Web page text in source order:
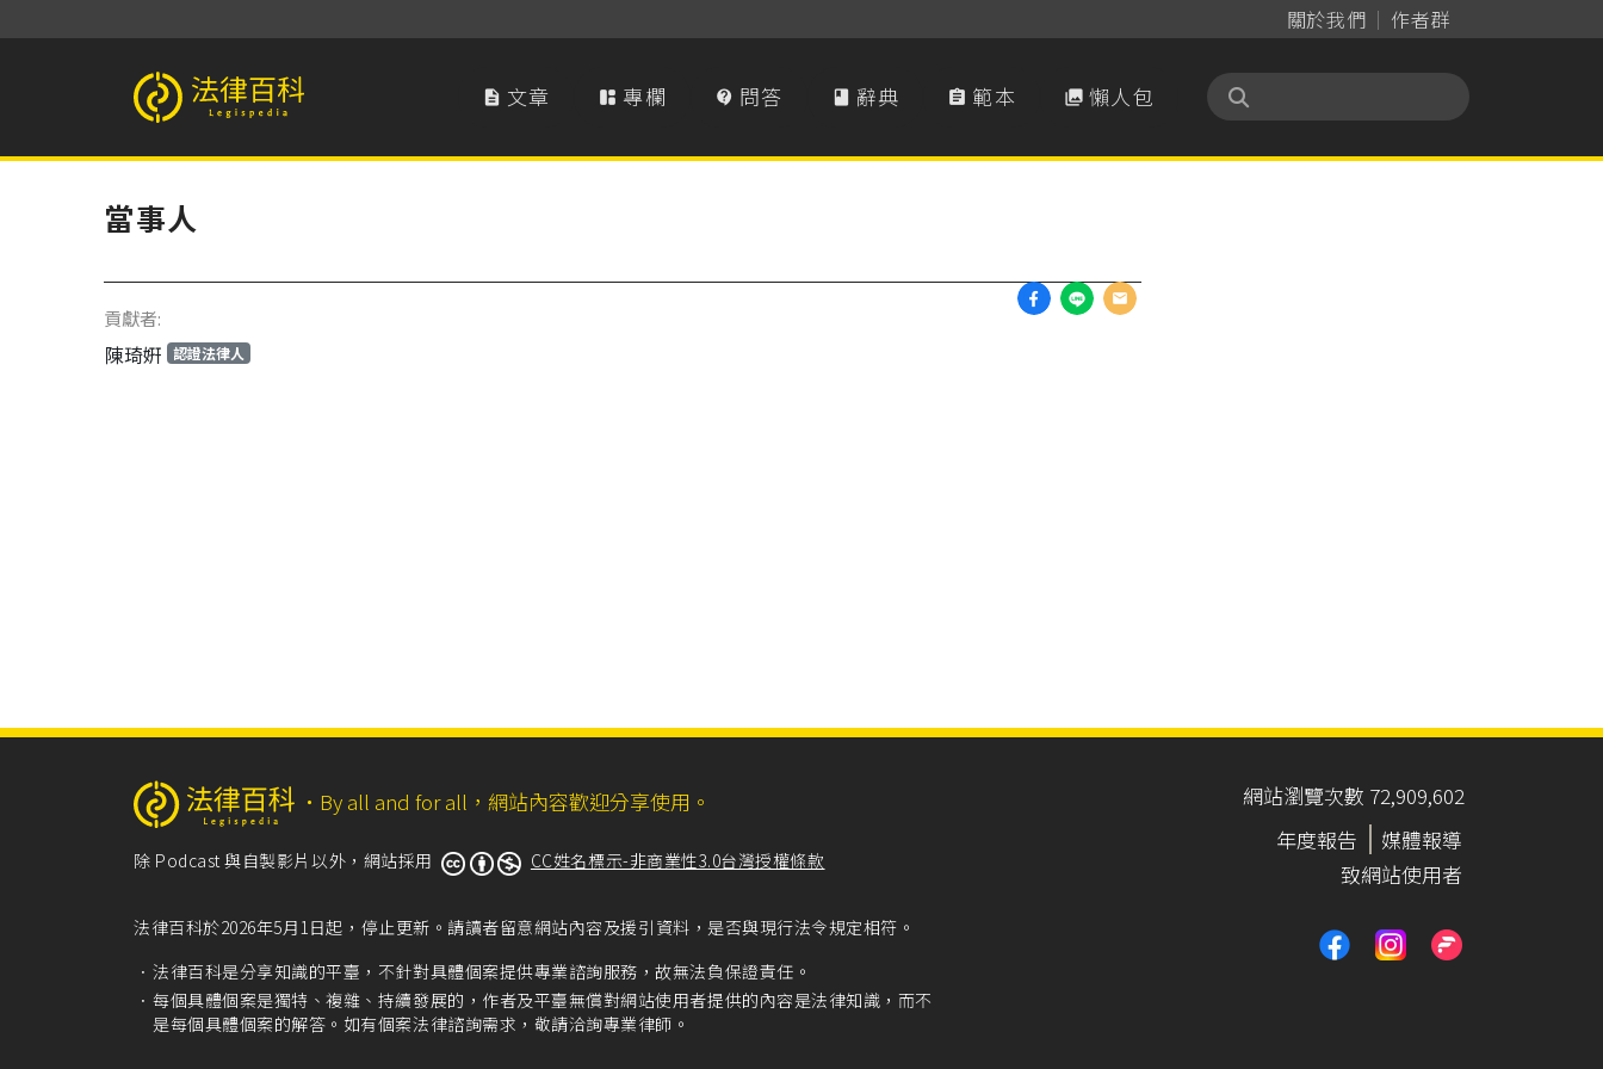
關於我們 作者群
法律百科 Legispedia  文章  專欄  問答  辭典  範本  懶人包
當事人
貢獻者:
陳琦姸 認證法律人
‧ By all and for all，網站內容歡迎分享使用。
除 Podcast 與自製影片以外，網站採用 CC姓名標示-非商業性3.0台灣授權條款
法律百科於2026年5月1日起，停止更新。請讀者留意網站內容及援引資料，是否與現行法令規定相符。
法律百科是分享知識的平臺，不針對具體個案提供專業諮詢服務，故無法負保證責任。
每個具體個案是獨特、複雜、持續發展的，作者及平臺無償對網站使用者提供的內容是法律知識，而不
是每個具體個案的解答。如有個案法律諮詢需求，敬請洽詢專業律師。
網站瀏覽次數 72,909,602
年度報告
媒體報導
致網站使用者